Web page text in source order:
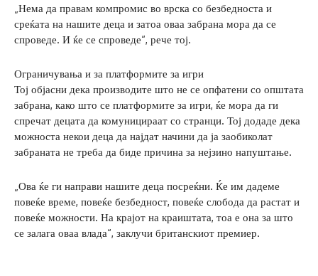
„Нема да правам компромис во врска со безбедноста и
среќата на нашите деца и затоа оваа забрана мора да се
спроведе. И ќе се спроведе“, рече тој.
Ограничувања и за платформите за игри
Тој објасни дека производите што не се опфатени со општата
забрана, како што се платформите за игри, ќе мора да ги
спречат децата да комуницираат со странци. Тој додаде дека
можноста некои деца да најдат начини да ја заобиколат
забраната не треба да биде причина за нејзино напуштање.
„Ова ќе ги направи нашите деца посреќни. Ќе им дадеме
повеќе време, повеќе безбедност, повеќе слобода да растат и
повеќе можности. На крајот на краиштата, тоа е она за што
се залага оваа влада“, заклучи британскиот премиер.